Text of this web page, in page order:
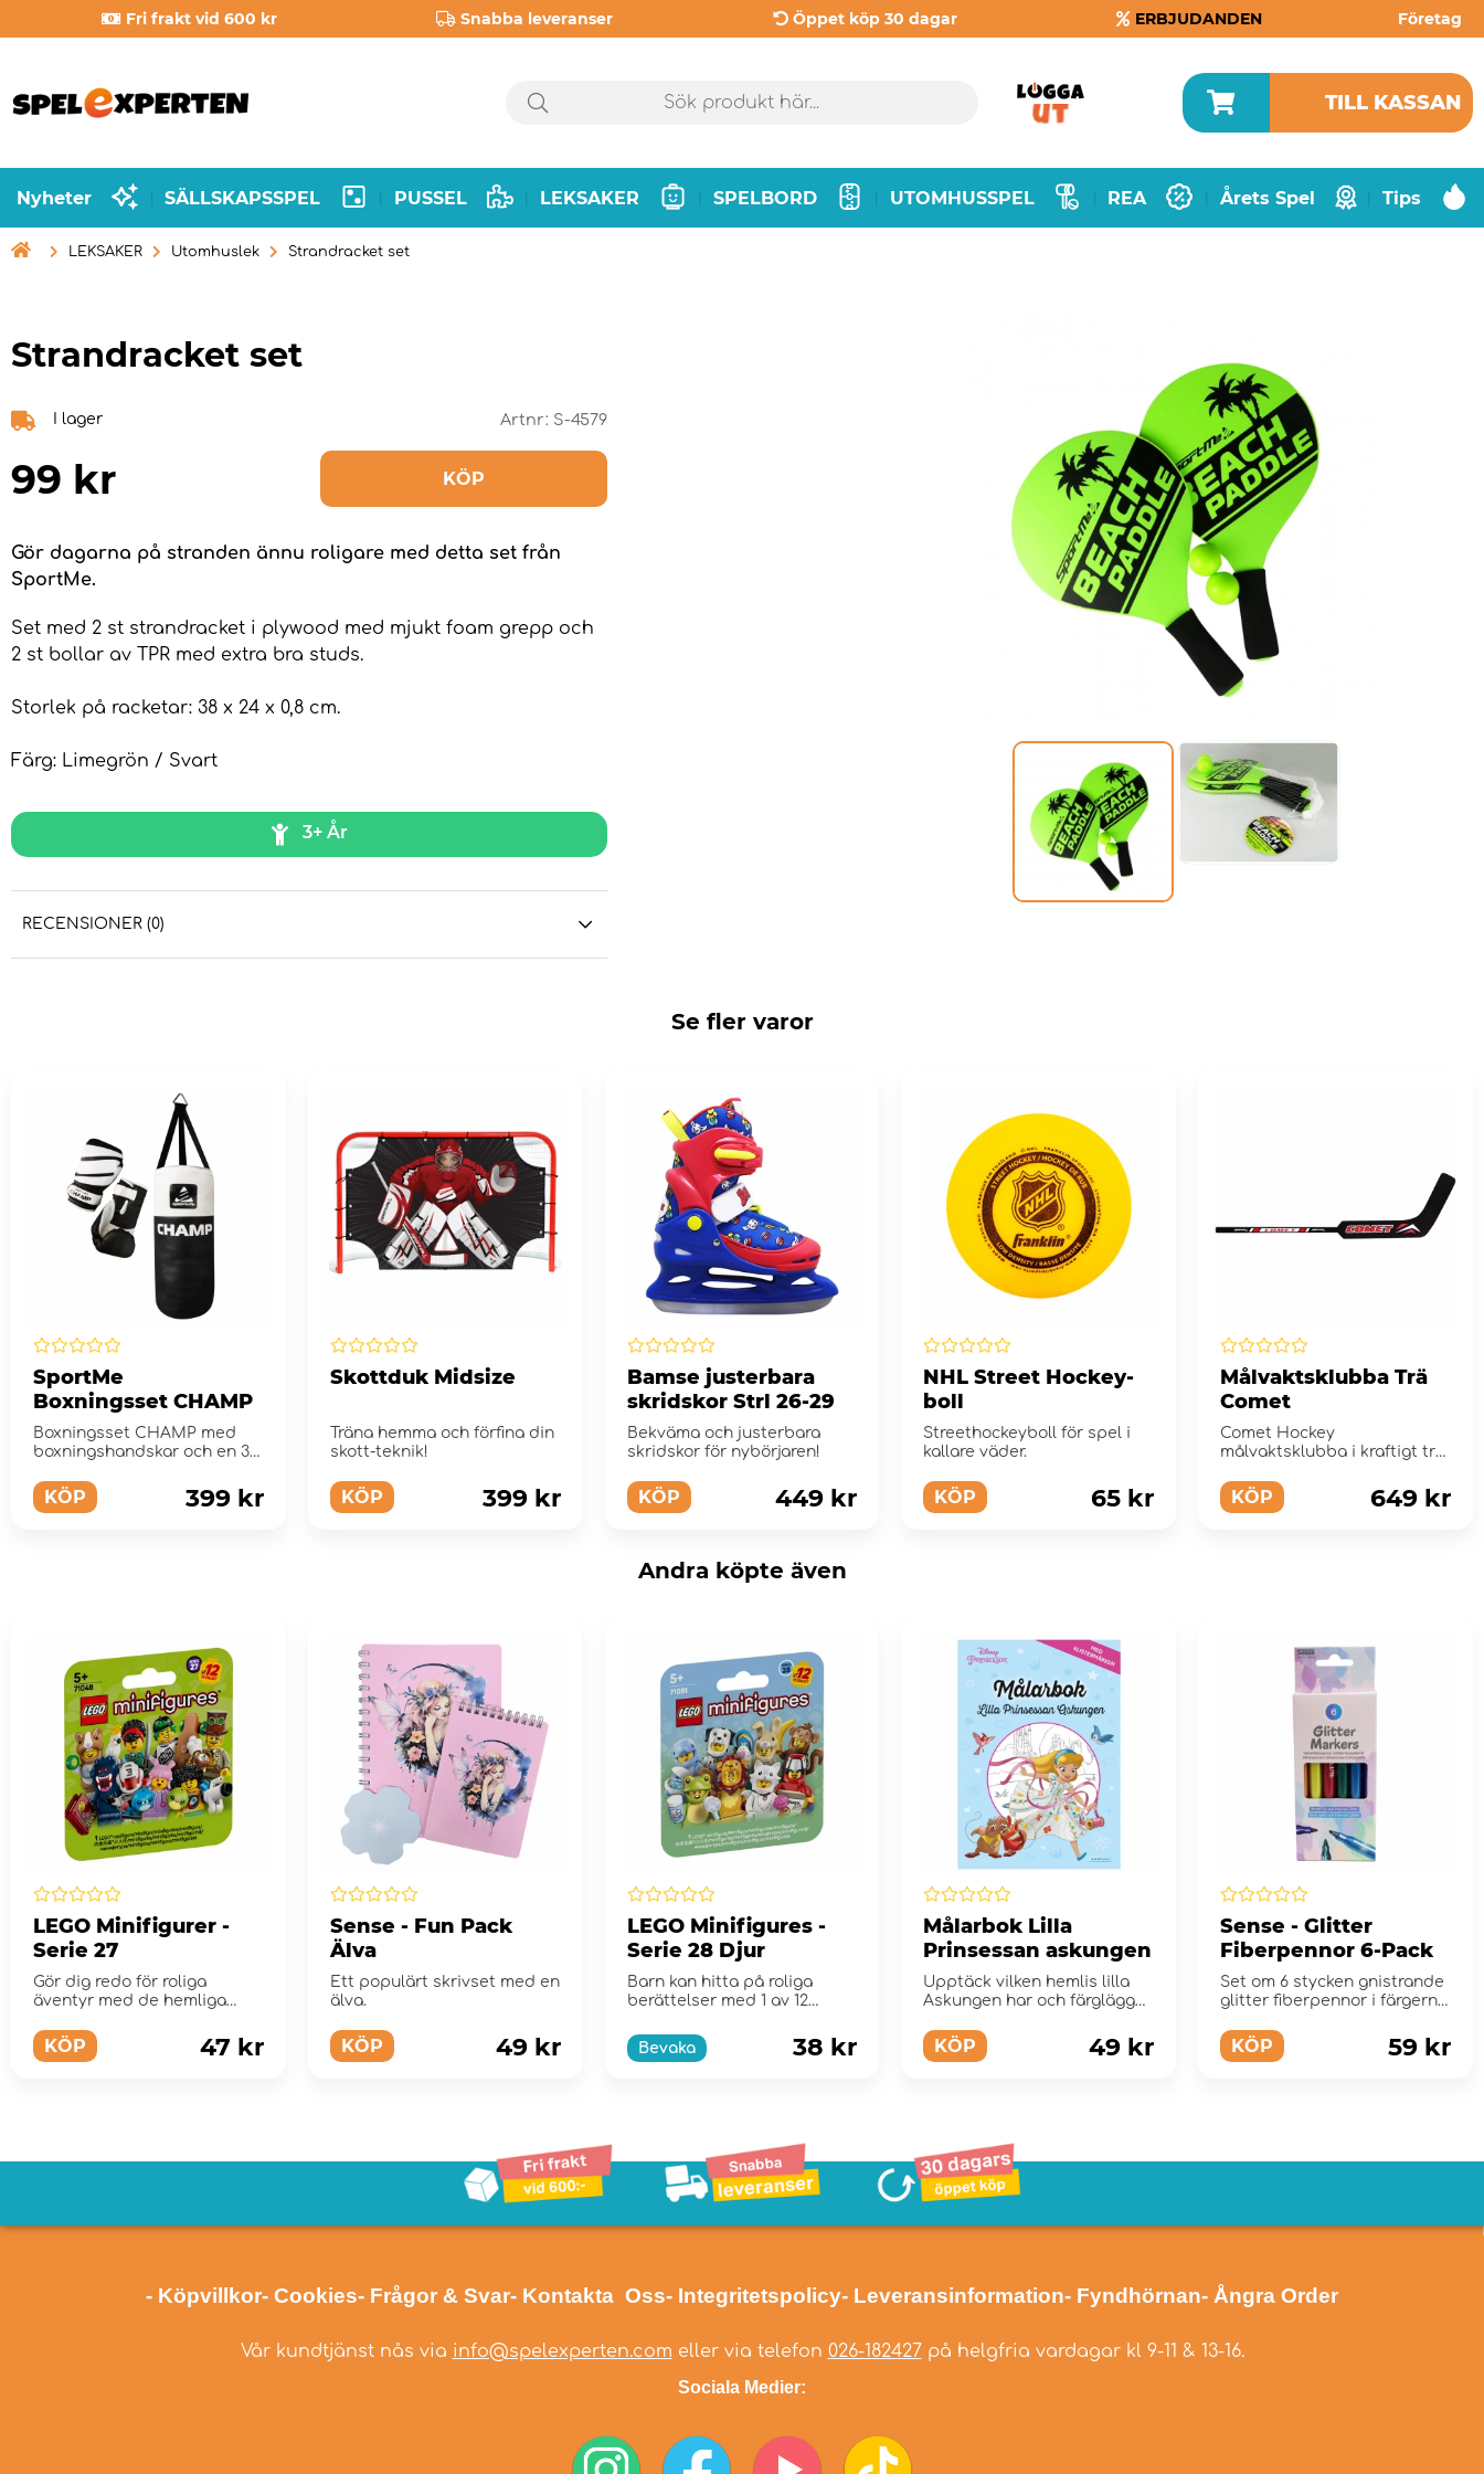
Fri frakt vid 600 kr Snabba leveranser Öppet köp 30 dagar ERBJUDANDEN Företag
TILL KASSAN
Nyheter SÄLLSKAPSSPEL PUSSEL LEKSAKER SPELBORD UTOMHUSSPEL REA Årets Spel Tips
 LEKSAKER Utomhuslek Strandracket set
Strandracket set
I lager Artnr: S-4579
99 kr KÖP
Gör dagarna på stranden ännu roligare med detta set från
SportMe.
Set med 2 st strandracket i plywood med mjukt foam grepp och
2 st bollar av TPR med extra bra studs.
Storlek på racketar: 38 x 24 x 0,8 cm.
Färg: Limegrön / Svart
3+ År
RECENSIONER (0)
Se fler varor
SportMe
Boxningsset CHAMP
Boxningsset CHAMP med
boxningshandskar och en 3
KÖP 399 kr
Skottduk Midsize
Träna hemma och förfina din
skott-teknik!
KÖP 399 kr
Bamse justerbara
skridskor Strl 26-29
Bekväma och justerbara
skridskor för nybörjaren!
KÖP 449 kr
NHL Street Hockey-
boll
Streethockeyboll för spel i
kallare väder.
KÖP 65 kr
Målvaktsklubba Trä
Comet
Comet Hockey
målvaktsklubba i kraftigt trä
KÖP 649 kr
Andra köpte även
LEGO Minifigurer -
Serie 27
Gör dig redo för roliga
äventyr med de hemliga
KÖP 47 kr
Sense - Fun Pack
Älva
Ett populärt skrivset med en
älva.
KÖP 49 kr
LEGO Minifigures -
Serie 28 Djur
Barn kan hitta på roliga
berättelser med 1 av 12
Bevaka
38 kr
Målarbok Lilla
Prinsessan askungen
Upptäck vilken hemlis lilla
Askungen har och färglägg
KÖP 49 kr
Sense - Glitter
Fiberpennor 6-Pack
Set om 6 stycken gnistrande
glitter fiberpennor i färgerna
KÖP 59 kr
- Köpvillkor- Cookies- Frågor & Svar- Kontakta Oss- Integritetspolicy- Leveransinformation- Fyndhörnan- Ångra Order
Vår kundtjänst nås via info@spelexperten.com eller via telefon 026-182427på helgfria vardagar kl 9-11 & 13-16.
Sociala Medier: